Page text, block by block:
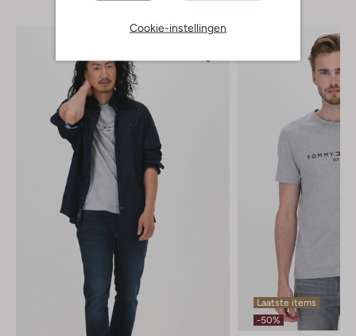
Cookie-instellingen
Laatste items
-50%